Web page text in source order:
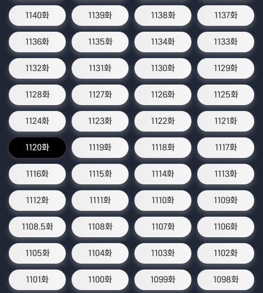
1140화 1139화 1138화 1137화
1136화 1135화 1134화 1133화
1132화 1131화 1130화 1129화
1128화 1127화 1126화 1125화
1124화 1123화 1122화 1121화
1120화 1119화 1118화 1117화
1116화 1115화 1114화 1113화
1112화 1111화 1110화 1109화
1108.5화 1108화 1107화 1106화
1105화 1104화 1103화 1102화
1101화 1100화 1099화 1098화